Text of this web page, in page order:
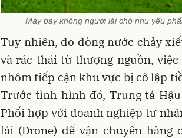
Máy bay không người lái chở nhu yếu
Tuy nhiên, do dòng nước chảy
và rác thải từ thượng nguồn,
nhôm tiếp cận khu vực bị cô lập
Trước tình hình đó, Trung tá
Phối hợp với doanh nghiệp tư
lái (Drone) để vận chuyển